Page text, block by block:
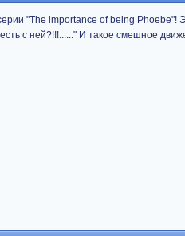
"The importance of being Phoebe"!
с ней?!!!......" И такое смешное